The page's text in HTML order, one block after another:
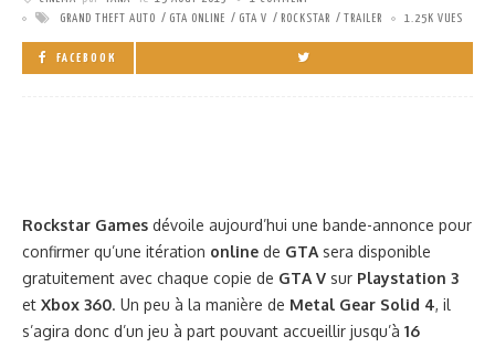
GRAND THEFT AUTO
GTA ONLINE GTA V ROCKSTAR TRAILER 1.25K VUES
FACEBOOK
Rockstar Games dévoile aujourd’hui une bande-annonce pour
confirmer qu’une itération online de GTA sera disponible
gratuitement avec chaque copie de GTA V sur Playstation 3
et Xbox 360. Un peu à la manière de Metal Gear Solid 4, il
s’agira donc d’un jeu à part pouvant accueillir jusqu’à 16